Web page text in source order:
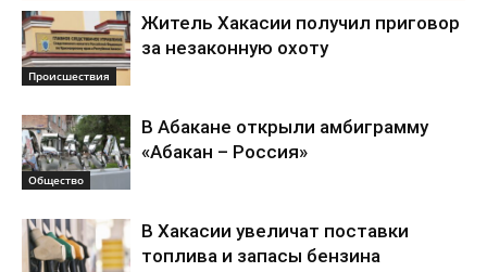
Происшествия
Житель Хакасии получил приговор
за незаконную охоту
Общество
В Абакане открыли амбиграмму
«Абакан – Россия»
В Хакасии увеличат поставки
топлива и запасы бензина